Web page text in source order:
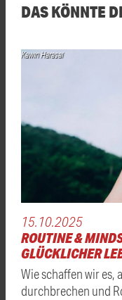
DAS KÖNNTE
Kawin Harasai
15.10.2025
ROUTINE &
GLÜCKLICHER
Wie schaffen wir es,
durchbrechen und